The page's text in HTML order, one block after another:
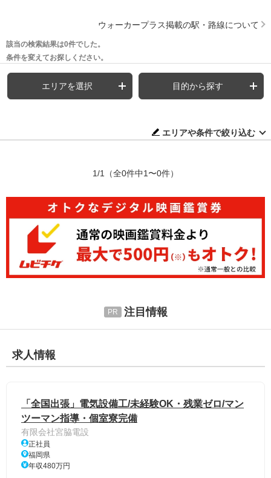
ウォーカープラス掲載の駅・路線について
該当の検索結果は0件でした。
条件を変えてお探しください。
エリアを選択 目的から探す
エリアや条件で絞り込む
1/1 （全0件中1〜0件）
注目情報
求人情報
「全国出張」電気設備工/未経験OK・残業ゼロ/マン
ツーマン指導・個室寮完備
有限会社宮脇電設
正社員
福岡県
年収480万円